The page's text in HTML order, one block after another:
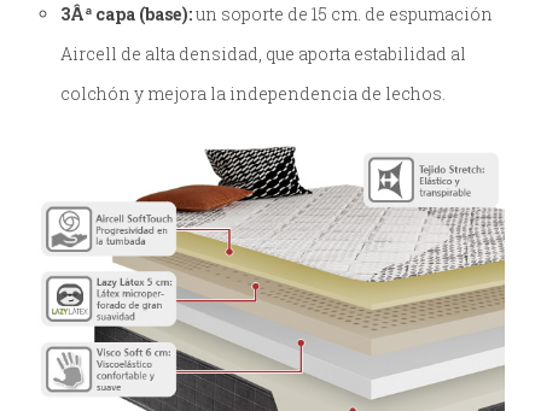
3Âª capa (base):un soporte de 15 cm. de espumación
Aircell de alta densidad, que aporta estabilidad al
colchón y mejora la independencia de lechos.